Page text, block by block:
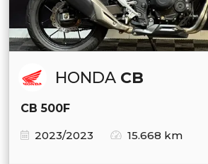
HONDA CB
CB 500F
2023/2023
15.668 km